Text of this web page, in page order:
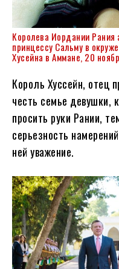
Королева Иордании Рания
принцессу Сальму в
Хусейна в Аммане, 20
Король Хуссейн, отец
честь семье девушки,
просить руки Рании,
серьезность
ней уважение.